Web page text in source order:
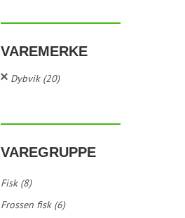
VAREMERKE
Dybvik (20)
VAREGRUPPE
Fisk (8)
Frossen fisk (6)